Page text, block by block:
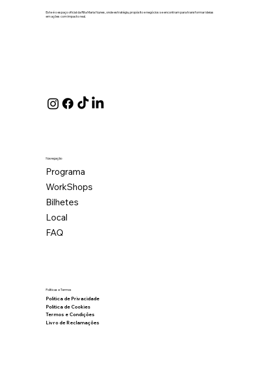
Este é o espaço oficial da Rita Maria Nunes, onde estratégia, propósito e negócios se encontram para transformar ideias
em ações com impacto real.
Navegação
Programa
WorkShops
Bilhetes
Local
FAQ
Políticas e Termos
Política de Privacidade
Política de Cookies
Termos e Condições
Livro de Reclamações